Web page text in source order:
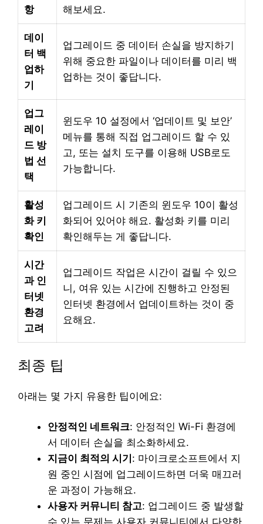
항
해보세요.
데이
터 백
업하
기
업그레이드 중 데이터 손실을 방지하기
위해 중요한 파일이나 데이터를 미리 백
업하는 것이 좋답니다.
업그
레이
드 방
법 선
택
윈도우 10 설정에서 ‘업데이트 및 보안’
메뉴를 통해 직접 업그레이드 할 수 있
고, 또는 설치 도구를 이용해 USB로도
가능합니다.
활성
화 키
확인
업그레이드 시 기존의 윈도우 10이 활성
화되어 있어야 해요. 활성화 키를 미리
확인해두는 게 좋답니다.
시간
과 인
터넷
환경
고려
업그레이드 작업은 시간이 걸릴 수 있으
니, 여유 있는 시간에 진행하고 안정된
인터넷 환경에서 업데이트하는 것이 중
요해요.
최종 팁
아래는 몇 가지 유용한 팁이에요:
안정적인 네트워크: 안정적인 Wi-Fi 환경에
서 데이터 손실을 최소화하세요.
지금이 최적의 시기 : 마이크로소프트에서 지
원 중인 시점에 업그레이드하면 더욱 매끄러
운 과정이 가능해요.
사용자 커뮤니티 참고: 업그레이드 중 발생할
수 있는 문제는 사용자 커뮤니티에서 다양한